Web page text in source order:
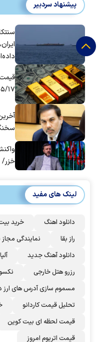
پیشنهاد سردبیر
خزر/
لینک های مفید
دانلود اهنگ خرید
راز بقا
نمایندگی
دانلود آهنگ جدید
رزرو هتل خارجی
مسموم سازی آدرس های ارز
تحلیل قیمت کاردانو
قیمت لحظه ای بیت کوین
قیمت اتریوم امروز